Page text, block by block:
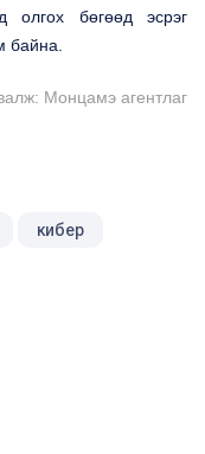
олгох бөгөөд эсрэг
байна.
Монцамэ агентлаг
кибер